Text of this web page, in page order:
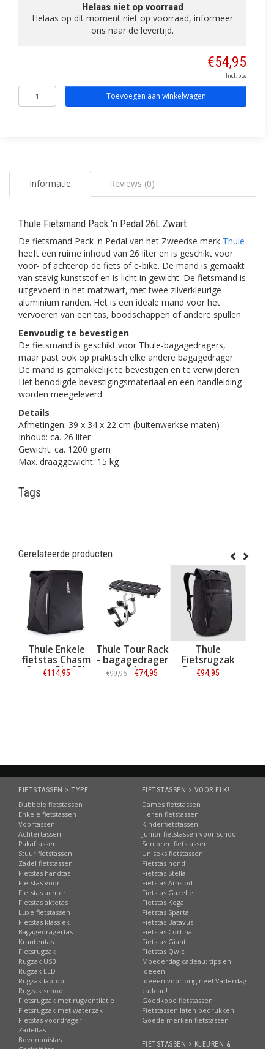
Helaas niet op voorraad
Helaas op dit moment niet op voorraad, informeer
ons naar de levertijd.
€54,95
Incl. btw
Toevoegen aan winkelwagen
Informatie Reviews (0)
Thule Fietsmand Pack 'n Pedal 26L Zwart
De fietsmand Pack 'n Pedal van het Zweedse merk Thule
heeft een ruime inhoud van 26 liter en is geschikt voor
voor- of achterop de fiets of e-bike. De mand is gemaakt
van stevig kunststof en is licht in gewicht. De fietsmand is
uitgevoerd in het matzwart, met twee zilverkleurige
aluminium randen. Het is een ideale mand voor het
vervoeren van een tas, boodschappen of andere spullen.
Eenvoudig te bevestigen
De fietsmand is geschikt voor Thule-bagagedragers,
maar past ook op praktisch elke andere bagagedrager.
De mand is gemakkelijk te bevestigen en te verwijderen.
Het benodigde bevestigingsmateriaal en een handleiding
worden meegeleverd.
Details
Afmetingen: 39 x 34 x 22 cm (buitenwerkse maten)
Inhoud: ca. 26 liter
Gewicht: ca. 1200 gram
Max. draaggewicht: 15 kg
Tags
Gerelateerde producten
Thule Enkele
Chasm
Cargo Bin 25L
€114,95
Thule Tour Rack
- bagagedrager
voor vóórop en
achterop
€74,95
Thule
Fietsrugzak
Paramount
FIETSTASSEN > TYPE
Dubbele fietstassen
Enkele fietstassen
Voortassen
Achtertassen
Pakaftassen
Stuur fietstassen
Zadel fietstassen
Fietstas handtas
Fietstas voor
Fietstas achter
Fietstas aktetas
Luxe fietstassen
Fietstas klassiek
Bagagedragertas
Krantentas
Fietsrugzak
Rugzak USB
Rugzak LED
Rugzak laptop
Rugzak school
Fietsrugzak met rugventilatie
Fietsrugzak met waterzak
Fietstas voordrager
Zadeltas
Bovenbuistas
FIETSTASSEN > VOOR ELK!
Dames fietstassen
Heren fietstassen
Kinderfietstassen
Junior fietstassen voor school
Senioren fietstassen
Uniseks fietstassen
Fietstas hond
Fietstas Stella
Fietstas Amslod
Fietstas Gazelle
Fietstas Koga
Fietstas Sparta
Fietstas Batavus
Fietstas Cortina
Fietstas Giant
Fietstas Qwic
Moederdag cadeau: tips en
ideeën!
Ideeën voor origineel Vaderdag
cadeau!
Goedkope fietstassen
Fietstassen laten bedrukken
Goede merken fietstassen
FIETSTASSEN > KLEUREN &